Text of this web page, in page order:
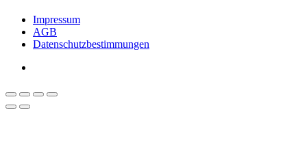
Impressum
AGB
Datenschutzbestimmungen